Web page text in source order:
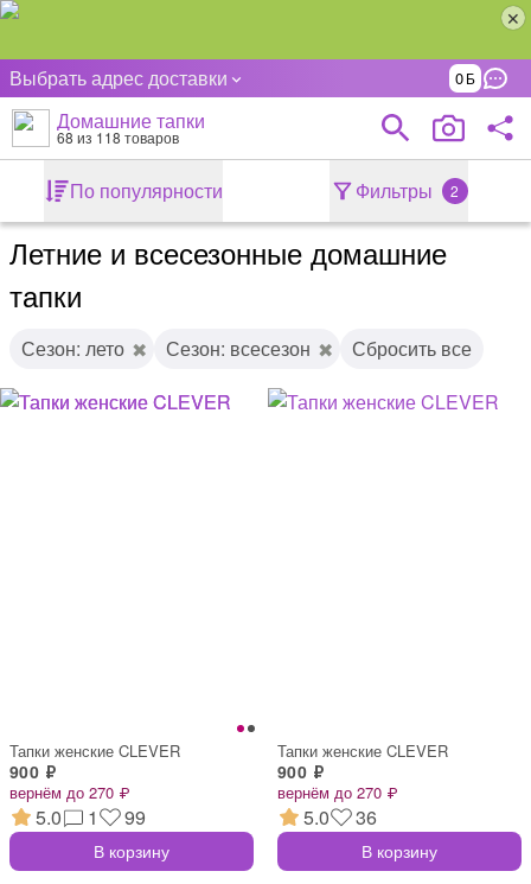
Выбрать адрес доставки 0
Домашние тапки
68 из 118 товаров
По популярности Фильтры 2
Летние и всесезонные домашние
тапки
Сезон: лето Сезон: всесезон Сбросить все
Тапки женские CLEVER
900 ₽
вернём до 270 ₽
5.0 1 99
В корзину
Тапки женские CLEVER
900 ₽
вернём до 270 ₽
5.0 36
В корзину